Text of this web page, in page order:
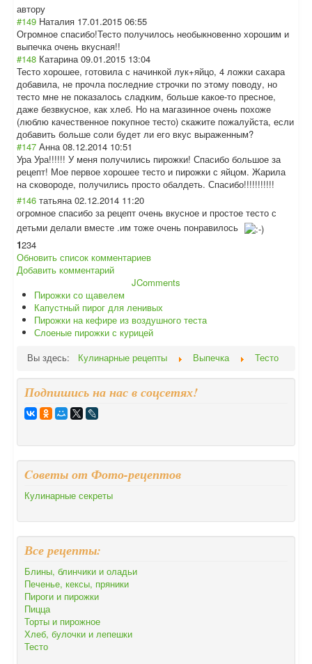
автору
#149 Наталия 17.01.2015 06:55
Огромное спасибо!Тесто получилось необыкновенно хорошим и
выпечка очень вкусная!!
#148 Катарина 09.01.2015 13:04
Тесто хорошее, готовила с начинкой лук+яйцо, 4 ложки сахара
добавила, не прочла последние строчки по этому поводу, но
тесто мне не показалось сладким, больше какое-то пресное,
даже безвкусное, как хлеб. Но на магазинное очень похоже
(люблю качественное покупное тесто) скажите пожалуйста, если
добавить больше соли будет ли его вкус выраженным?
#147 Анна 08.12.2014 10:51
Ура Ура!!!!!! У меня получились пирожки! Спасибо большое за
рецепт! Мое первое хорошее тесто и пирожки с яйцом. Жарила
на сковороде, получились просто обалдеть. Спасибо!!!!!!!!!!!
#146 татьяна 02.12.2014 11:20
огромное спасибо за рецепт очень вкусное и простое тесто с
детьми делали вместе .им тоже очень понравилось
1234
Обновить список комментариев
Добавить комментарий
JComments
Пирожки со щавелем
Капустный пирог для ленивых
Пирожки на кефире из воздушного теста
Слоеные пирожки с курицей
Вы здесь:
Кулинарные рецепты Выпечка Тесто
Подпишись на нас в соцсетях!
Cоветы от Фото-рецептов
Кулинарные секреты
Все рецепты:
Блины, блинчики и оладьи
Печенье, кексы, пряники
Пироги и пирожки
Пицца
Торты и пирожное
Хлеб, булочки и лепешки
Тесто